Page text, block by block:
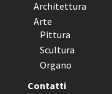
Architettura
Arte
Pittura
Scultura
Organo
Contatti